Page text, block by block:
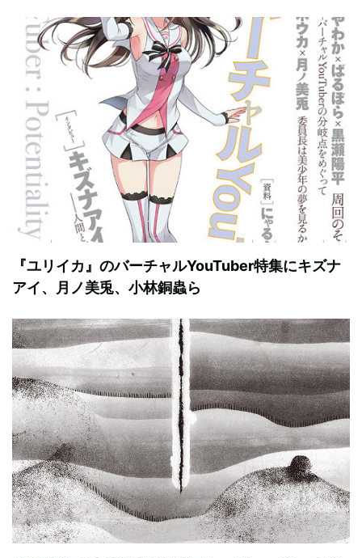
『ユリイカ』のバーチャルYouTuber特集にキズナ
アイ、月ノ美兎、小林銅蟲ら